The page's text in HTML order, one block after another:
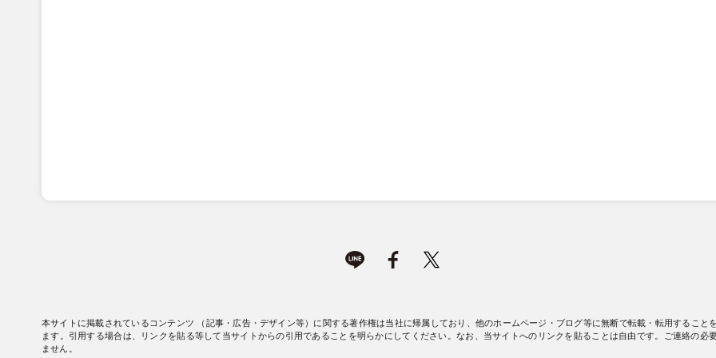
本サイトに掲載されているコンテンツ （記事・広告・デザイン等）に関する著作権は当社に帰属しており、他のホームページ・ブログ等に無断で転載・転用すること
ます。引用する場合は、リンクを貼る等して当サイトからの引用であることを明らかにしてください。なお、当サイトへのリンクを貼ることは自由です。ご連絡の必
ません。